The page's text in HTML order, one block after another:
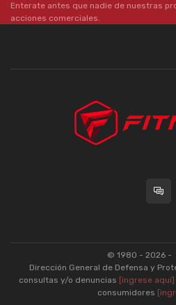
Enterate antes que nadie de nuestras
acciones comerciales.
© 1980 - 2026 -
Dirección General de Defensa y
consultas y/o denuncias [ingrese aquí]
consumidores